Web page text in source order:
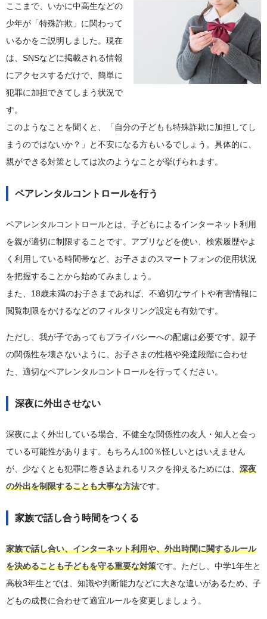
ここまで、いかに中高生などの
少年が「特殊詐欺」に関わって
いるかをご説明しました。現在
は、SNSなどに掲載される情報
にアクセスするだけで、簡単に
犯罪に加担できてしまう状況で
す。
このようなことを聞くと、「自分の子どもも特殊詐欺に加担してし
まうのではないか？」と不安になる方もいるでしょう。具体的に、
親ができる対策としては次のようなことが挙げられます。
ペアレンタルコントロールを行う
ペアレンタルコントロールとは、子どもによるインターネット利用
を親が適切に制限することです。アプリなどを使い、検索履歴やよ
く利用している時間帯など、お子さまのスマートフォンの使用状況
を把握することから始めてみましょう。
また、18歳未満のお子さまであれば、不適切なサイトや有害情報に
閲覧制限をかけるなどのフィルタリング設定も有効です。
ただし、我が子であってもプライバシーへの配慮は必要です。親子
の関係性を壊さないように、お子さまの性格や発達段階に合わせ
た、適切なペアレンタルコントロールを行ってください。
深夜に外出させない
深夜によく外出している場合、不健全な関係性の友人・知人と会っ
ている可能性があります。もちろん100％怪しいとはいえません
が、少なくとも犯罪に巻き込まれるリスクを抑えるためには、 深夜
の外出を制限することも大事な方法です。
家族で話し合う時間をつくる
家族で話し合い、インターネット利用や、外出時間に関するルール
を決めることも子どもを守る重要な対策です。ただし、中学1年生と
高校3年生とでは、知識や判断能力などに大きな違いがあるため、子
どもの成長に合わせて適宜ルールを変更しましょう。